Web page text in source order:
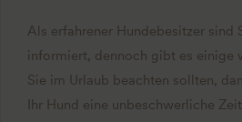
Als erfahrener Hundebesitzer sind
informiert, dennoch gibt es einige
Sie im Urlaub beachten sollten,
Ihr Hund eine unbeschwerliche